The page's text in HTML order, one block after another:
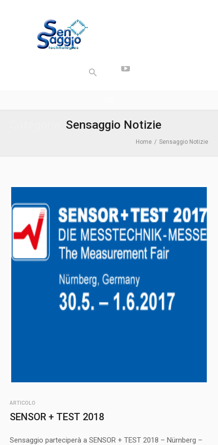
Sensaggio Notizie
Home / Sensaggio Notizie
ARTICOLO
SENSOR + TEST 2018
Sensaggio parteciperà a SENSOR + TEST 2018 – Nürnberg –